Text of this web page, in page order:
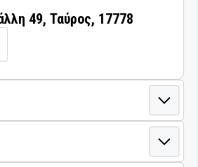
49, Ταύρος, 17778